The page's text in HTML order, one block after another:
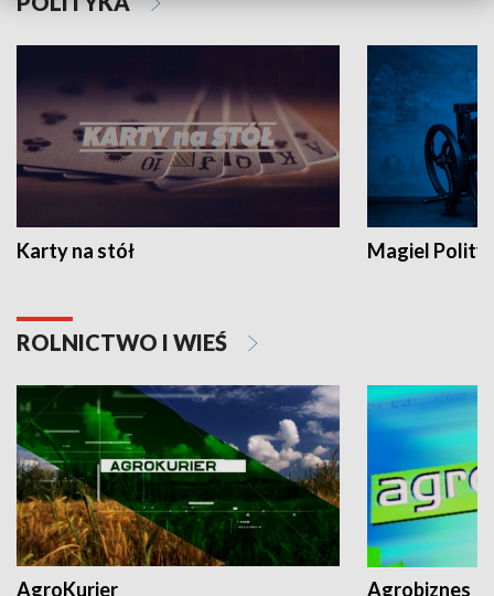
Karty na stół Magiel
ROLNICTWO I WIEŚ
AgroKurier Agrobiznes